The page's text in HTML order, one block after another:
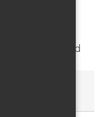
do pátku od
zpět.
výstavní